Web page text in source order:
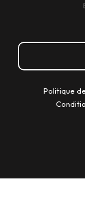
Politique